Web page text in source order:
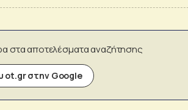
στα αποτελέσματα αναζήτησης
ot.gr στην Google